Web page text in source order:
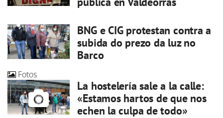
BNG e CIG protestan contra a
subida do prezo da luz no
Barco
Fotos
La hostelería sale a la calle:
«Estamos hartos de que nos
echen la culpa de todo»